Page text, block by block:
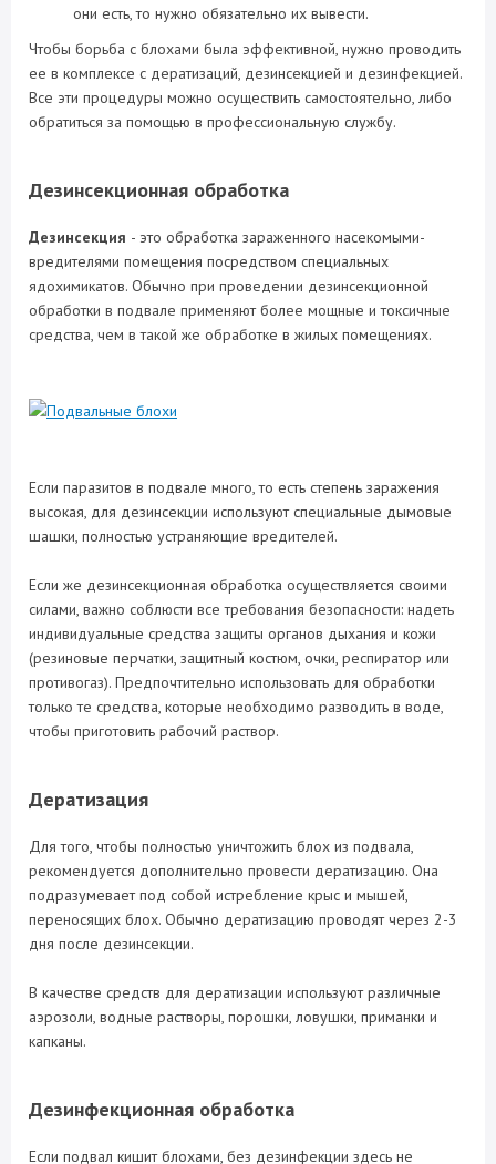
они есть, то нужно обязательно их вывести.
Чтобы борьба с блохами была эффективной, нужно проводить
ее в комплексе с дератизаций, дезинсекцией и дезинфекцией.
Все эти процедуры можно осуществить самостоятельно, либо
обратиться за помощью в профессиональную службу.
Дезинсекционная обработка
Дезинсекция - это обработка зараженного насекомыми-
вредителями помещения посредством специальных
ядохимикатов. Обычно при проведении дезинсекционной
обработки в подвале применяют более мощные и токсичные
средства, чем в такой же обработке в жилых помещениях.
Если паразитов в подвале много, то есть степень заражения
высокая, для дезинсекции используют специальные дымовые
шашки, полностью устраняющие вредителей.
Если же дезинсекционная обработка осуществляется своими
силами, важно соблюсти все требования безопасности: надеть
индивидуальные средства защиты органов дыхания и кожи
(резиновые перчатки, защитный костюм, очки, респиратор или
противогаз). Предпочтительно использовать для обработки
только те средства, которые необходимо разводить в воде,
чтобы приготовить рабочий раствор.
Дератизация
Для того, чтобы полностью уничтожить блох из подвала,
рекомендуется дополнительно провести дератизацию. Она
подразумевает под собой истребление крыс и мышей,
переносящих блох. Обычно дератизацию проводят через 2-3
дня после дезинсекции.
В качестве средств для дератизации используют различные
аэрозоли, водные растворы, порошки, ловушки, приманки и
капканы.
Дезинфекционная обработка
Если подвал кишит блохами, без дезинфекции здесь не